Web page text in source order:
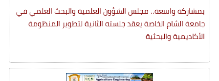
بمشاركة واسعة.. مجلس الشؤون العلمية والبحث العلمي في
جامعة الشام الخاصة يعقد جلسته الثانية لتطوير المنظومة
الأكاديمية والبحثية